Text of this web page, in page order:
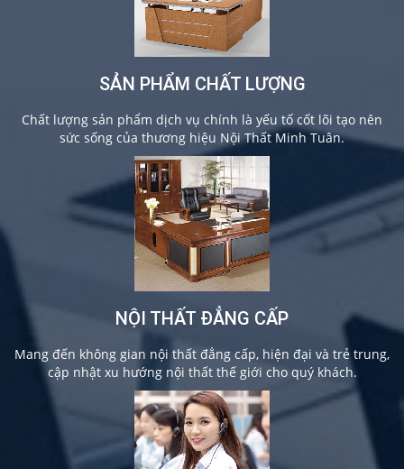
SẢN PHẨM CHẤT LƯỢNG
Chất lượng sản phẩm dịch vụ chính là yếu tố cốt lõi tạo nên
sức sống của thương hiệu Nội Thất Minh Tuân.
NỘI THẤT ĐẲNG CẤP
Mang đến không gian nội thất đẳng cấp, hiện đại và trẻ trung,
cập nhật xu hướng nội thất thế giới cho quý khách.